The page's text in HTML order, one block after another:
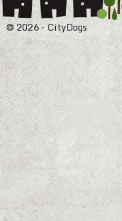
© 2026 - CityDogs